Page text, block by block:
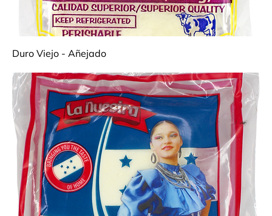
Duro Viejo - Añejado